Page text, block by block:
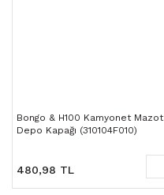
Bongo & H100 Kamyonet Mazot
Depo Kapağı (310104F010)
480,98 TL